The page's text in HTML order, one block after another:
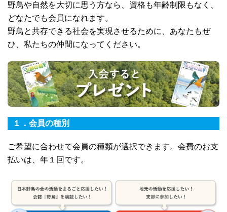
野鳥や自然を大切に思う方なら、資格も年齢制限もなく、
どなたでも会員になれます。
野鳥と共存できる社会を実現させるために、あなたもぜ
ひ、私たちの仲間になってください。
１．会員の種別
ご希望に合わせて会員の種類が選択できます。会費のお支
払いは、年１回です。